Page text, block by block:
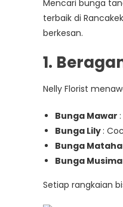
Mencari bunga
terbaik di
berkesan.
1.
Nelly Florist
Bunga Mawar
Bunga Lily :
Bunga
Bunga
Setiap rangkaian